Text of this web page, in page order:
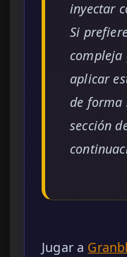
inyectar
Si
compleja
aplicar
de forma
sección
Jugar a